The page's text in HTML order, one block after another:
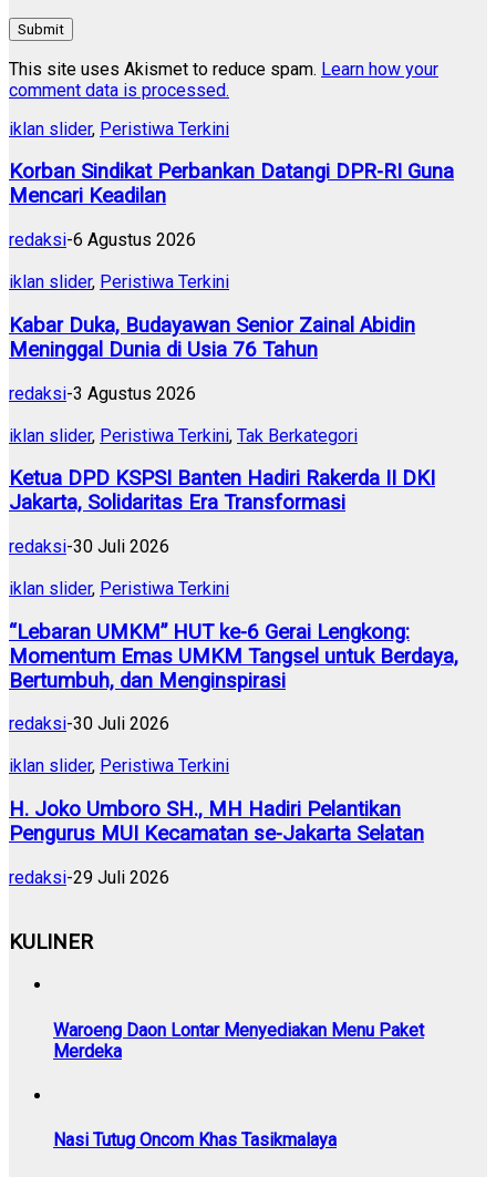
Submit
This site uses Akismet to reduce spam. Learn how your
comment data is processed.
iklan slider, Peristiwa Terkini
Korban Sindikat Perbankan Datangi DPR-RI Guna
Mencari Keadilan
redaksi-6 Agustus 2026
iklan slider, Peristiwa Terkini
Kabar Duka, Budayawan Senior Zainal Abidin
Meninggal Dunia di Usia 76 Tahun
redaksi-3 Agustus 2026
iklan slider, Peristiwa Terkini, Tak Berkategori
Ketua DPD KSPSI Banten Hadiri Rakerda II DKI
Jakarta, Solidaritas Era Transformasi
redaksi-30 Juli 2026
iklan slider, Peristiwa Terkini
“Lebaran UMKM” HUT ke-6 Gerai Lengkong:
Momentum Emas UMKM Tangsel untuk Berdaya,
Bertumbuh, dan Menginspirasi
redaksi-30 Juli 2026
iklan slider, Peristiwa Terkini
H. Joko Umboro SH., MH Hadiri Pelantikan
Pengurus MUI Kecamatan se-Jakarta Selatan
redaksi-29 Juli 2026
KULINER
Waroeng Daon Lontar Menyediakan Menu Paket
Merdeka
Nasi Tutug Oncom Khas Tasikmalaya